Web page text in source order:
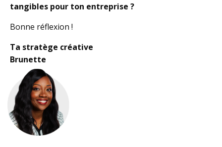
tangibles pour ton entreprise ?
Bonne réflexion !
Ta stratège créative
Brunette